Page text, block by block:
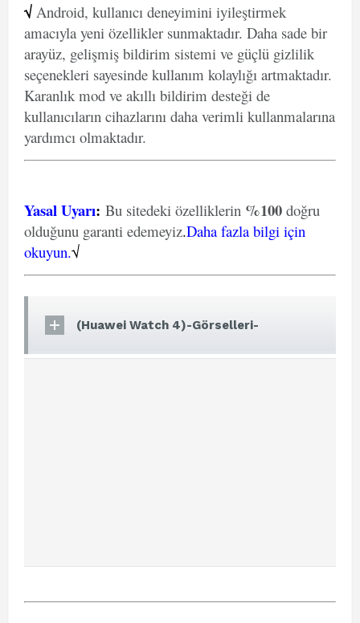
√ Android, kullanıcı deneyimini iyileştirmek
amacıyla yeni özellikler sunmaktadır. Daha sade bir
arayüz, gelişmiş bildirim sistemi ve güçlü gizlilik
seçenekleri sayesinde kullanım kolaylığı artmaktadır.
Karanlık mod ve akıllı bildirim desteği de
kullanıcıların cihazlarını daha verimli kullanmalarına
yardımcı olmaktadır.
Yasal Uyarı: Bu sitedeki özelliklerin %100 doğru
olduğunu garanti edemeyiz.Daha fazla bilgi için
okuyun.√
(Huawei Watch 4)-Görselleri-